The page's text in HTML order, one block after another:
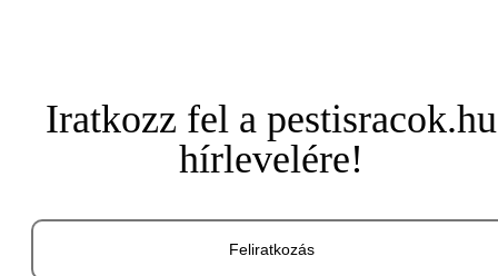
Iratkozz fel a pestisracok.hu
hírlevelére!
Feliratkozás